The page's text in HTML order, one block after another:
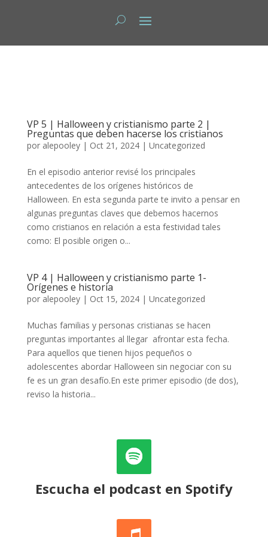
VP 5 | Halloween y cristianismo parte 2 |
Preguntas que deben hacerse los cristianos
por alepooley| Oct 21, 2024| Uncategorized
En el episodio anterior revisé los principales
antecedentes de los orígenes históricos de
Halloween. En esta segunda parte te invito a pensar en
algunas preguntas claves que debemos hacernos
como cristianos en relación a esta festividad tales
como: El posible origen o...
VP 4 | Halloween y cristianismo parte 1-
Orígenes e historia
por alepooley| Oct 15, 2024| Uncategorized
Muchas familias y personas cristianas se hacen
preguntas importantes al llegar afrontar esta fecha.
Para aquellos que tienen hijos pequeños o
adolescentes abordar Halloween sin negociar con su
fe es un gran desafío.En este primer episodio (de dos),
reviso la historia...
Escucha el podcast en Spotify